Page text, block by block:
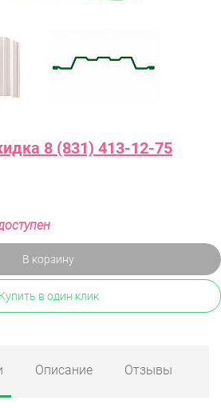
8 (831) 413-12-75
В корзину
Купить в один клик
Описание Отзывы